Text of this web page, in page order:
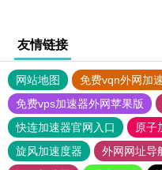
友情链接
网站地图 免费vqn外网加
免费vps加速器外网苹果版
快连加速器官网入口
原子
旋风加速度器
外网网址导